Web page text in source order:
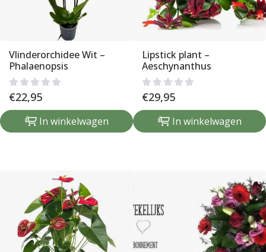
Vlinderorchidee Wit –
Phalaenopsis
€22,95
In winkelwagen
Lipstick plant –
Aeschynanthus
€29,95
In winkelwagen